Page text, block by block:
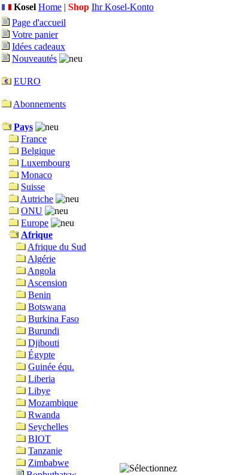
Kosel Home | Shop Ihr Kosel-Konto
Page d'accueil
Votre panier
Idées cadeaux
Nouveautés
EURO
Abonnements
Pays
France
Belgique
Luxembourg
Monaco
Suisse
Autriche
ONU
Europe
Afrique
Afrique du Sud
Algérie
Angola
Ascension
Benin
Botswana
Burkina Faso
Burundi
Djibouti
Égypte
Guinée équ.
Liberia
Libye
Mozambique
Rwanda
Seychelles
BIOT
Tanzanie
Zimbabwe